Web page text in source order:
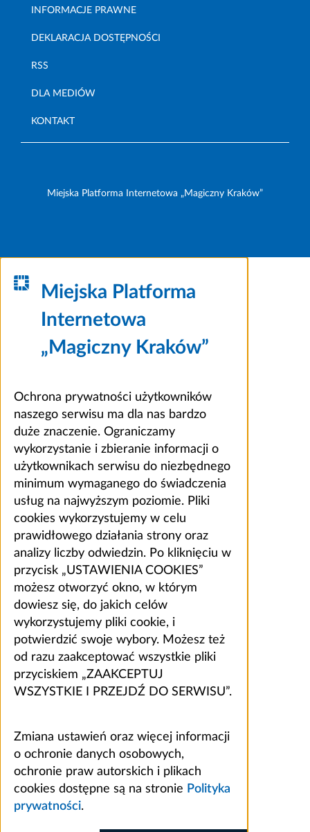
INFORMACJE PRAWNE
DEKLARACJA DOSTĘPNOŚCI
RSS
DLA MEDIÓW
KONTAKT
Miejska Platforma Internetowa „Magiczny Kraków”
Miejska Platforma
Internetowa
„Magiczny Kraków”
Ochrona prywatności użytkowników
naszego serwisu ma dla nas bardzo
duże znaczenie. Ograniczamy
wykorzystanie i zbieranie informacji o
użytkownikach serwisu do niezbędnego
minimum wymaganego do świadczenia
usług na najwyższym poziomie. Pliki
cookies wykorzystujemy w celu
prawidłowego działania strony oraz
analizy liczby odwiedzin. Po kliknięciu w
przycisk „USTAWIENIA COOKIES”
możesz otworzyć okno, w którym
dowiesz się, do jakich celów
wykorzystujemy pliki cookie, i
potwierdzić swoje wybory. Możesz też
od razu zaakceptować wszystkie pliki
przyciskiem „ZAAKCEPTUJ
WSZYSTKIE I PRZEJDŹ DO SERWISU”.
Zmiana ustawień oraz więcej informacji
o ochronie danych osobowych,
ochronie praw autorskich i plikach
cookies dostępne są na stronie Polityka
prywatności.